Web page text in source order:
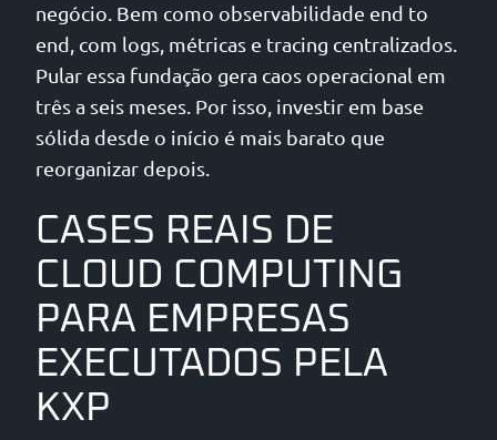
negócio. Bem como observabilidade end to
end, com logs, métricas e tracing centralizados.
Pular essa fundação gera caos operacional em
três a seis meses. Por isso, investir em base
sólida desde o início é mais barato que
reorganizar depois.
CASES REAIS DE
CLOUD COMPUTING
PARA EMPRESAS
EXECUTADOS PELA
KXP